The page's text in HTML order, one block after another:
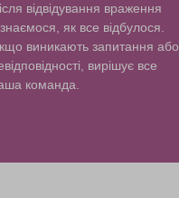
відвідування враження
як все відбулося.
виникають запитання або
вирішує все
команда.